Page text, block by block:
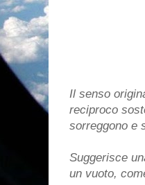
Il senso
reciproco
sorreggono e
Suggerisce
un vuoto,